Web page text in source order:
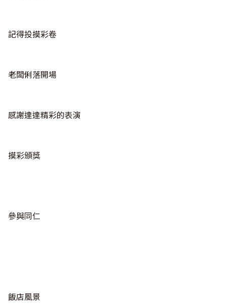
記得投摸彩卷
老闆俐落開場
感謝達達精彩的表演
摸彩頒獎
參與同仁
飯店風景